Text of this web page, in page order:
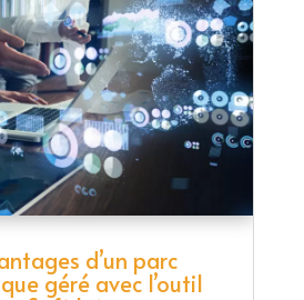
d’un parc
géré avec l’outil